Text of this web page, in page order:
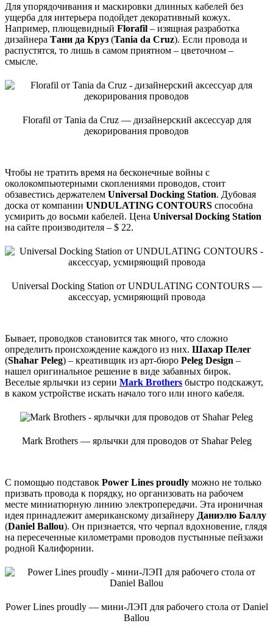
Для упорядочивания и маскировки длинных кабелей без
ущерба для интерьера подойдет декоративный кожух.
Например, плющевидный Florafil – изящная разработка
дизайнера Тани да Круз (Tania da Cruz). Если провода и
распустятся, то лишь в самом приятном – цветочном –
смысле.
Florafil от Tania da Cruz — дизайнерский аксессуар для
декорирования проводов
Чтобы не тратить время на бесконечные войны с
околокомпьютерными скоплениями проводов, стоит
обзавестись держателем Universal Docking Station. Дубовая
доска от компании UNDULATING CONTOURS способна
усмирить до восьми кабелей. Цена Universal Docking Station
на сайте производителя – $ 22.
Universal Docking Station от UNDULATING CONTOURS —
аксессуар, усмиряющий провода
Бывает, проводков становится так много, что сложно
определить происхождение каждого из них. Шахар Пелег
(Shahar Peleg) – креативщик из арт-бюро Peleg Design –
нашел оригинальное решение в виде забавных бирок.
Веселые ярлычки из серии Mark Brothers быстро подскажут,
в каком устройстве искать начало того или иного кабеля.
Mark Brothers — ярлычки для проводов от Shahar Peleg
С помощью подставок Power Lines proudly можно не только
призвать провода к порядку, но организовать на рабочем
месте миниатюрную линию электропередачи. Эта ироничная
идея принадлежит американскому дизайнеру Даниэлю Баллу
(Daniel Ballou). Он признается, что черпал вдохновение, глядя
на пересеченные километрами проводов пустынные пейзажи
родной Калифорнии.
Power Lines proudly — мини-ЛЭП для рабочего стола от Daniel
Ballou